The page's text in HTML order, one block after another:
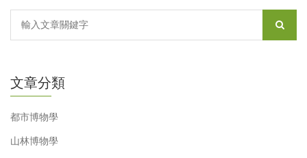
文章分類
都市博物學
山林博物學